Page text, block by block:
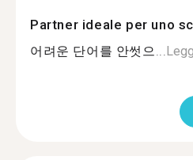
Partner ideale per uno
어려운 단어를 안썻으...